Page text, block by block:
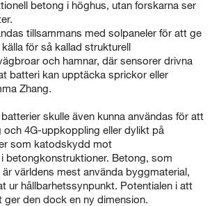
betong i höghus, utan forskarna ser
tillsammans med solpaneler för att ge
för så kallad strukturell
och hamnar, där sensorer drivna
batteri kan upptäcka sprickor eller
Zhang.
skulle även kunna användas för att
och 4G-uppkoppling eller dylikt på
som katodskydd mot
betongkonstruktioner. Betong, som
världens mest använda byggmaterial,
ur hållbarhetssynpunkt. Potentialen i att
ger den dock en ny dimension.